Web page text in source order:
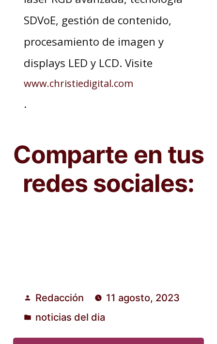
SDVoE, gestión de contenido,
procesamiento de imagen y
displays LED y LCD. Visite
www.christiedigital.com
.
Comparte en tus
redes sociales:
Publicado
por
Redacción 11 agosto, 2023
Publicado
en
noticias del dia